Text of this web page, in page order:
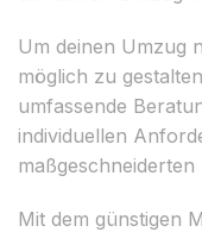
Um deinen Umzug
möglich zu
umfassende
individuellen
Mit dem günstigen